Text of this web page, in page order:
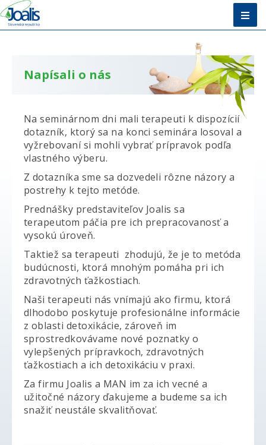
Metóda
Vzdelávanie
O nás + Kontakty
Poradňa
Napísali o nás
Na seminárnom dni mali terapeuti k dispozícií
dotazník, ktorý sa na konci seminára losoval a
vyžrebovaní si mohli vybrať prípravok podľa
vlastného výberu.
Z dotazníka sme sa dozvedeli rôzne názory a
postrehy k tejto metóde.
Prednášky predstaviteľov Joalis sa
terapeutom páčia pre ich prepracovanosť a
vysokú úroveň.
Taktiež sa terapeuti zhodujú, že je to metóda
budúcnosti, ktorá mnohým pomáha pri ich
zdravotných ťažkostiach.
Naši terapeuti nás vnímajú ako firmu, ktorá
dlhodobo poskytuje profesionálne informácie
z oblasti detoxikácie, zároveň im
sprostredkovávame nové poznatky o
vylepšených prípravkoch, zdravotných
ťažkostiach a ich detoxikáciu v praxi.
Za firmu Joalis a MAN im za ich vecné a
užitočné názory ďakujeme a budeme sa ich
snažiť neustále skvalitňovať.